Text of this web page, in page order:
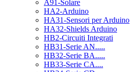
A91-Solare
HA2-Arduino
HA31-Sensori per Arduino
HA32-Shields Arduino
HB2-Circuiti Integrati
HB31-Serie AN.....
HB32-Serie BA.....
HB33-Serie CA....